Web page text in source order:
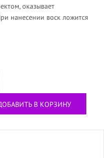
оказывает
нанесении воск ложится
В КОРЗИНУ